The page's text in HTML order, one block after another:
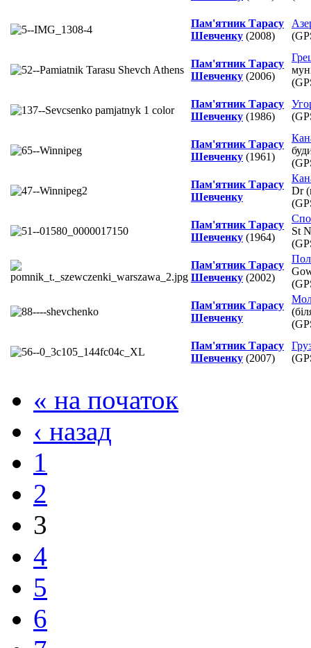
Пам'ятник Тарасу
Шевченку (2008)
Пам'ятник Тарасу
Шевченку (2006)
Пам'ятник Тарасу
Шевченку (1986)
Пам'ятник Тарасу
Шевченку (1961)
Пам'ятник Тарасу
Шевченку
Dr
Пам'ятник Тарасу
Шевченку (1964)
St
Пам'ятник Тарасу
Шевченку (2002)
Пам'ятник Тарасу
Шевченку
Пам'ятник Тарасу
Шевченку (2007)
« на початок
‹ назад
1
2
3
4
5
6